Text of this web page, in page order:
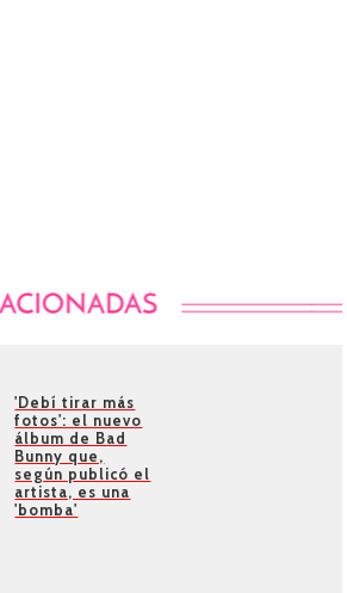
'Debí tirar más
fotos': el nuevo
álbum de Bad
Bunny que,
según publicó el
artista, es una
'bomba'